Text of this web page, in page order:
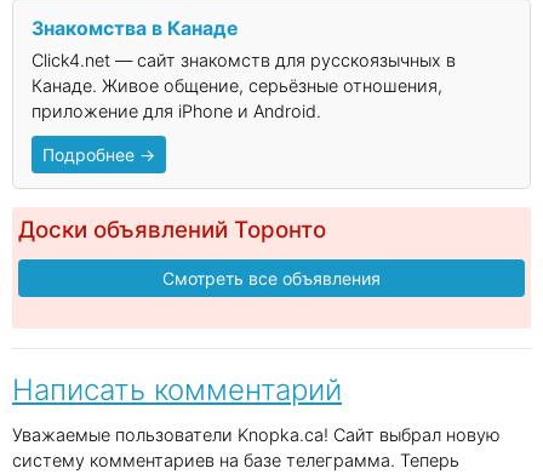
Знакомства в Канаде
Click4.net — сайт знакомств для русскоязычных в
Канаде. Живое общение, серьёзные отношения,
приложение для iPhone и Android.
Подробнее →
Доски объявлений Торонто
Смотреть все объявления
Написать комментарий
Уважаемые пользователи Knopka.ca! Сайт выбрал новую
систему комментариев на базе телеграмма. Теперь